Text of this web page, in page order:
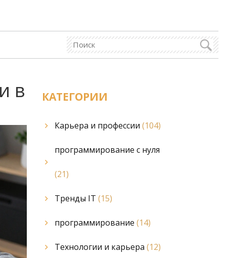
в КАТЕГОРИИ
Карьера и профессии (104)
программирование с нуля
(21)
Тренды IT (15)
программирование (14)
Технологии и карьера (12)